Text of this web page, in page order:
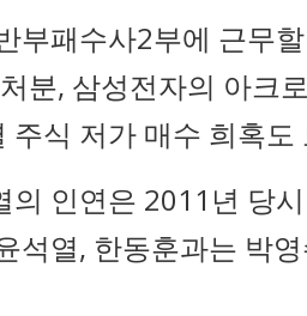
부패수사2부에 근무
분, 삼성전자의 아크
주식 저가 매수 희혹
의 인연은 2011년 당
석열, 한동훈과는 박